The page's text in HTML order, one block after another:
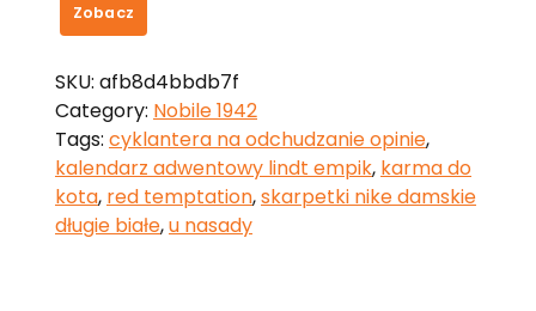
Zobacz
SKU: afb8d4bbdb7f
Category: Nobile 1942
Tags: cyklantera na odchudzanie opinie,
kalendarz adwentowy lindt empik, karma do
kota, red temptation,skarpetki nike damskie
długie białe,u nasady